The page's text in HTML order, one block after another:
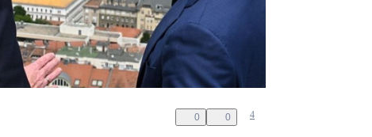
0 0 4